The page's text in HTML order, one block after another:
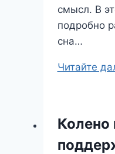
смысл. В
подробно
сна…
Читайте
Колено